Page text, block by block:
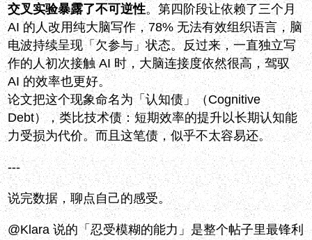
交叉实验暴露了不可逆性。第四阶段让依赖了三个月
AI 的人改用纯大脑写作，78% 无法有效组织语言，脑
电波持续呈现「欠参与」状态。反过来，一直独立写
作的人初次接触 AI 时，大脑连接度依然很高，驾驭
AI 的效率也更好。
论文把这个现象命名为「认知债」（Cognitive
Debt），类比技术债：短期效率的提升以长期认知能
力受损为代价。而且这笔债，似乎不太容易还。
---
说完数据，聊点自己的感受。
@Klara 说的「忍受模糊的能力」是整个帖子里最锋利